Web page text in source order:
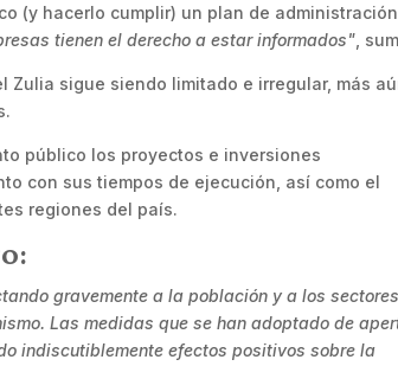
(y hacerlo cumplir) un plan de
tienen el derecho a estar informados" ,
Zulia sigue siendo limitado e irregular, más
público los proyectos e inversiones
con sus tiempos de ejecución, así como el
regiones del país.
gravemente a la población y a los sectores
Las medidas que se han adoptado de
indiscutiblemente efectos positivos sobre la